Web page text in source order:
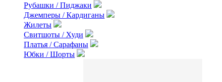
Рубашки / Пиджаки
Джемперы / Кардиганы
Жилеты
Свитшоты / Худи
Платья / Сарафаны
Юбки / Шорты